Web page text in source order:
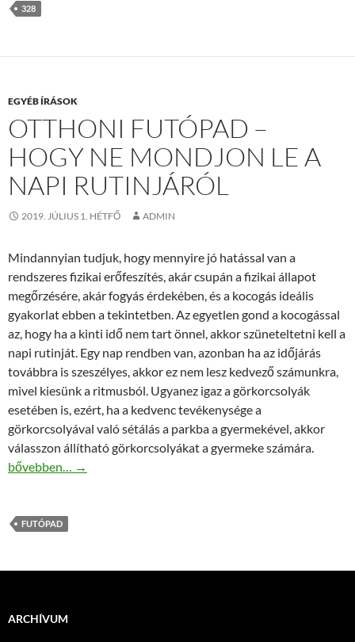
328
EGYÉB ÍRÁSOK
OTTHONI FUTÓPAD –
HOGY NE MONDJON LE A
NAPI RUTINJÁRÓL
2019. JÚLIUS 1. HÉTFŐ ADMIN
Mindannyian tudjuk, hogy mennyire jó hatással van a
rendszeres fizikai erőfeszítés, akár csupán a fizikai állapot
megőrzésére, akár fogyás érdekében, és a kocogás ideális
gyakorlat ebben a tekintetben. Az egyetlen gond a kocogással
az, hogy ha a kinti idő nem tart önnel, akkor szüneteltetni kell a
napi rutinját. Egy nap rendben van, azonban ha az időjárás
továbbra is szeszélyes, akkor ez nem lesz kedvező számunkra,
mivel kiesünk a ritmusból. Ugyanez igaz a görkorcsolyák
esetében is, ezért, ha a kedvenc tevékenysége a
görkorcsolyával való sétálás a parkba a gyermekével, akkor
válasszon állítható görkorcsolyákat a gyermeke számára.
Otthoni futópad – hogy ne mondjon le a napi rutinjáról
bővebben… →
FUTÓPAD
ARCHÍVUM